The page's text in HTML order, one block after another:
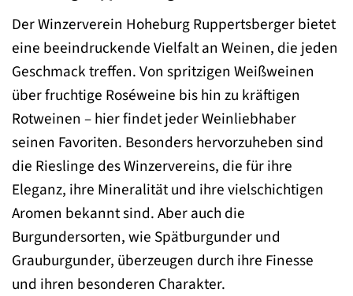
Der Winzerverein Hoheburg Ruppertsberger bietet
eine beeindruckende Vielfalt an Weinen, die jeden
Geschmack treffen. Von spritzigen Weißweinen
über fruchtige Roséweine bis hin zu kräftigen
Rotweinen – hier findet jeder Weinliebhaber
seinen Favoriten. Besonders hervorzuheben sind
die Rieslinge des Winzervereins, die für ihre
Eleganz, ihre Mineralität und ihre vielschichtigen
Aromen bekannt sind. Aber auch die
Burgundersorten, wie Spätburgunder und
Grauburgunder, überzeugen durch ihre Finesse
und ihren besonderen Charakter.